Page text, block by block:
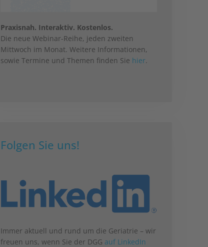
Praxisnah. Interaktiv. Kostenlos.
Die neue Webinar-Reihe, jeden zweiten
Mittwoch im Monat. Weitere Informationen,
sowie Termine und Themen finden Sie hier.
Folgen Sie uns!
Immer aktuell und rund um die Geriatrie – wir
freuen uns, wenn Sie der DGG auf LinkedIn